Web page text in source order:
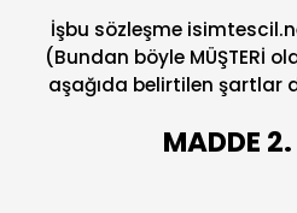
İşbu sözleşme
(Bundan böyle MÜŞTERİ
aşağıda belirtilen şartlar
MADDE